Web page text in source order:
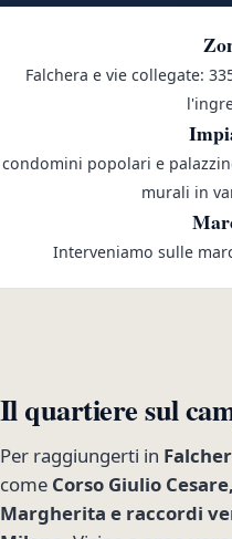
Falchera e vie collegate:
condomini popolari e
murali in
Interveniamo sulle
Il quartiere sul
Per raggiungerti in
come Corso Giulio
Margherita e raccordi